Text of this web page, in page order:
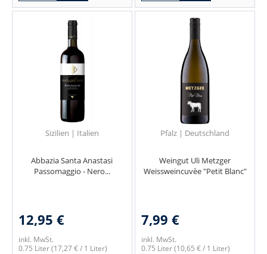
Sizilien | Italien
Abbazia Santa Anastasi
Passomaggio - Nero...
12,95 €
inkl. MwSt.
0.75 Liter(17,27 € / 1 Liter)
Pfalz | Deutschland
Weingut Uli Metzger
Weissweincuvèe "Petit Blanc"
7,99 €
inkl. MwSt.
0.75 Liter(10,65 € / 1 Liter)